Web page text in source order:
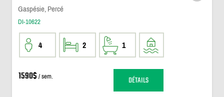
Gaspésie, Percé
DI-10622
4 2 1
1590$ / sem. DÉTAILS